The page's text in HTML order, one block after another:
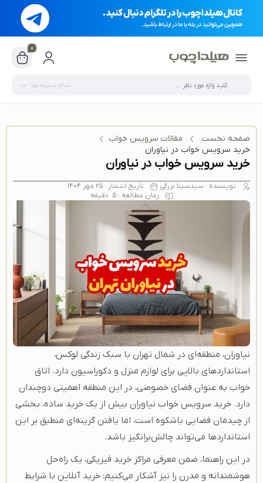
0
تمام دسته ها
صفحه نخست
مقالات سرویس خواب
خرید سرویس خواب در نیاوران
خرید سرویس خواب در نیاوران
زمان مطالعه :5 دقیقه
تاریخ انتشار : ۲۵ مهر ۱۴۰۴ نویسنده : سیدسینا بزرگی
نیاوران، منطقه‌ای در شمال تهران با سبک زندگی لوکس،
استانداردهای بالایی برای لوازم منزل و دکوراسیون دارد. اتاق
خواب به عنوان فضای خصوصی، در این منطقه اهمیتی دوچندان
دارد. خرید سرویس خواب نیاوران بیش از یک خرید ساده، بخشی
از چیدمان فضایی باشکوه است، اما یافتن گزینه‌ای منطبق بر این
استانداردها می‌تواند چالش‌برانگیز باشد.
در این راهنما، ضمن معرفی مراکز خرید فیزیکی، یک راه‌حل
هوشمندانه و مدرن را نیز آشکار می‌کنیم: خرید آنلاین با شرایط